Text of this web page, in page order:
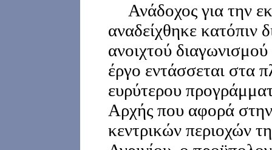
Ανάδοχος για την
αναδείχθηκε κατόπιν
ανοιχτού
έργο εντάσσεται στα
ευρύτερου
Αρχής που αφορά
κεντρικών περιοχών